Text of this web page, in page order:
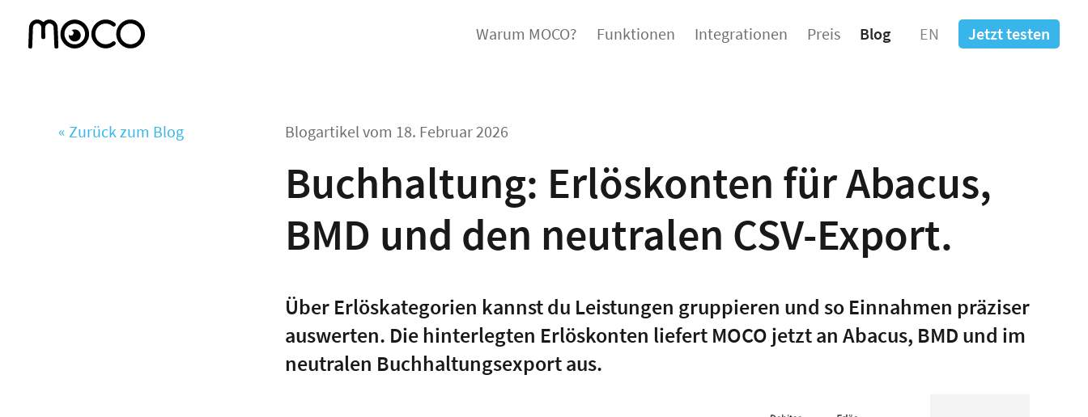
Warum MOCO? Funktionen Integrationen Preis Blog EN Jetzt testen
« Zurück zum Blog Blogartikel vom 18. Februar 2026
Buchhaltung: Erlöskonten für Abacus,
BMD und den neutralen CSV-Export.
Über Erlöskategorien kannst du Leistungen gruppieren und so Einnahmen präziser
auswerten. Die hinterlegten Erlöskonten liefert MOCO jetzt an Abacus, BMD und im
neutralen Buchhaltungsexport aus.